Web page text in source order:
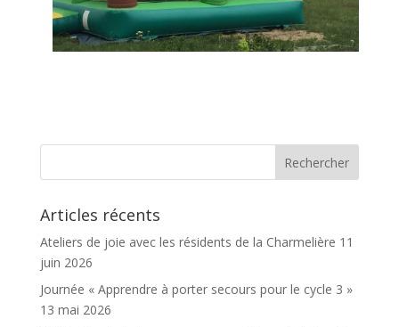
Articles récents
Ateliers de joie avec les résidents de la Charmelière 11
juin 2026
Journée « Apprendre à porter secours pour le cycle 3 »
13 mai 2026